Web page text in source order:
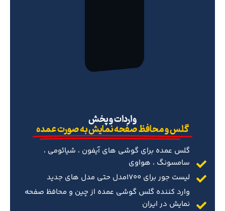
‌واردات و پخش
گلس و محافظ صفحه نمایش به صورت عمده
گلس عمده برای گوشی های آیفون ، شیائومی ،
سامسونگ ، هواوی
لیست جور برای 1700مدل حتی مدل های جدید
وارد کننده گلس گوشی عمده از چین و محافظ صفحه
نمایش در ایران